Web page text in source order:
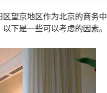
望京地区作为北京的商务中
下是一些可以考虑的因素。